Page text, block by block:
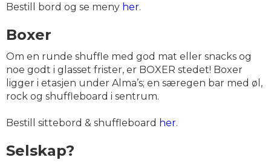
Bestill bord og se meny her.
Boxer
Om en runde shuffle med god mat eller snacks og
noe godt i glasset frister, er BOXER stedet! Boxer
ligger i etasjen under Alma’s; en særegen bar med øl,
rock og shuffleboard i sentrum.
Bestill sittebord & shuffleboard her.
Selskap?